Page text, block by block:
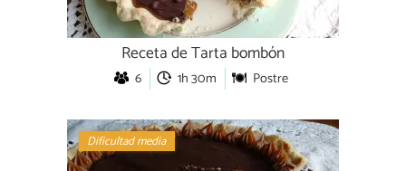
Receta de Tarta bombón
6 1h 30m Postre
Dificultad media